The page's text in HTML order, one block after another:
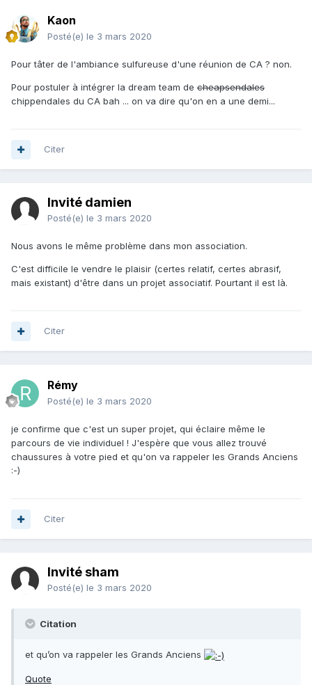
Kaon
Posté(e) le 3 mars 2020
Pour tâter de l'ambiance sulfureuse d'une réunion de CA ? non.
Pour postuler à intégrer la dream team de cheapsendales
chippendales du CA bah ... on va dire qu'on en a une demi...
Citer
Invité damien
Posté(e) le 3 mars 2020
Nous avons le même problème dans mon association.
C'est difficile le vendre le plaisir (certes relatif, certes abrasif,
mais existant) d'être dans un projet associatif. Pourtant il est là.
Citer
Rémy
Posté(e) le 3 mars 2020
je confirme que c'est un super projet, qui éclaire même le
parcours de vie individuel ! J'espère que vous allez trouvé
chaussures à votre pied et qu'on va rappeler les Grands Anciens
:-)
Citer
Invité sham
Posté(e) le 3 mars 2020
Citation
et qu’on va rappeler les Grands Anciens
Quote